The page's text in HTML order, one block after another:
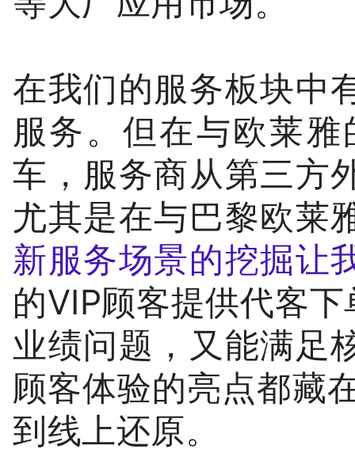
在我们的服务板块中
服务。但在与欧莱
车，服务商从第三方
尤其是在与巴黎欧莱
新服务场景的挖掘让
的VIP顾客提供代客
业绩问题，又能满足
顾客体验的亮点都藏
到线上还原。